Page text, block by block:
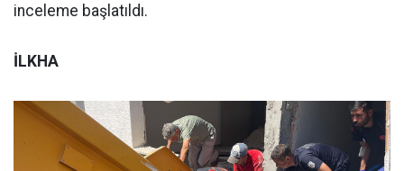
inceleme başlatıldı.
İLKHA